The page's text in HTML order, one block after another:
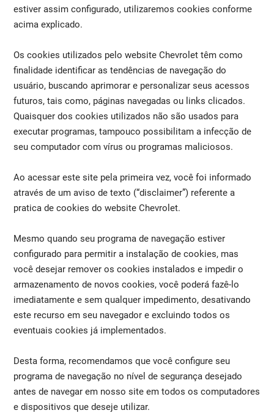
estiver assim configurado, utilizaremos cookies conforme
acima explicado.
Os cookies utilizados pelo website Chevrolet têm como
finalidade identificar as tendências de navegação do
usuário, buscando aprimorar e personalizar seus acessos
futuros, tais como, páginas navegadas ou links clicados.
Quaisquer dos cookies utilizados não são usados para
executar programas, tampouco possibilitam a infecção de
seu computador com vírus ou programas maliciosos.
Ao acessar este site pela primeira vez, você foi informado
através de um aviso de texto (“disclaimer”) referente a
pratica de cookies do website Chevrolet.
Mesmo quando seu programa de navegação estiver
configurado para permitir a instalação de cookies, mas
você desejar remover os cookies instalados e impedir o
armazenamento de novos cookies, você poderá fazê-lo
imediatamente e sem qualquer impedimento, desativando
este recurso em seu navegador e excluindo todos os
eventuais cookies já implementados.
Desta forma, recomendamos que você configure seu
programa de navegação no nível de segurança desejado
antes de navegar em nosso site em todos os computadores
e dispositivos que deseje utilizar.